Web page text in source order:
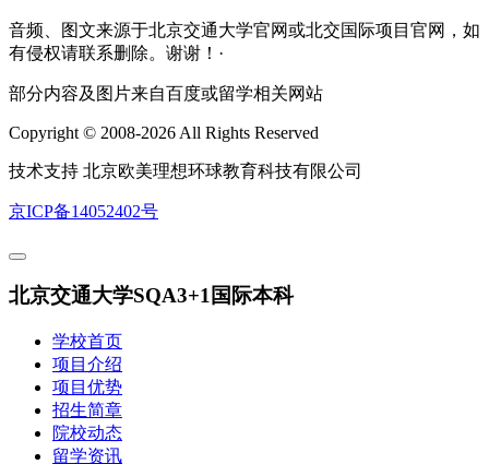
音频、图文来源于北京交通大学官网或北交国际项目官网，如
有侵权请联系删除。谢谢！·
部分内容及图片来自百度或留学相关网站
Copyright © 2008-2026 All Rights Reserved
技术支持 北京欧美理想环球教育科技有限公司
京ICP备14052402号
北京交通大学SQA3+1国际本科
学校首页
项目介绍
项目优势
招生简章
院校动态
留学资讯